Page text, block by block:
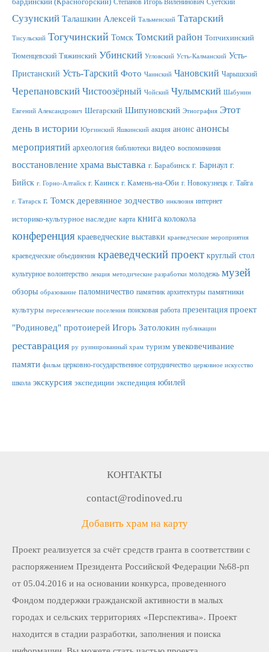
бардинский (Красногорский) Степанов Игорь Виленинович Суетский
Сузунский Талашкин Алексей Тальменский Татарский
Тисульский Тогучинский Томск Томский район Топчихинский
Тюменцевский Тяжинский Убинский Угловский Усть-Калманский Усть-
Пристанский Усть-Тарский Фото Чаинский Чановский Чарышский
Черепановский Чистоозёрный Чойский Чулымский Шабунин
Евгений Александрович Шегарский Шипуновский Этнография Этот
день в истории Юргинский Яшкинский акция анонс анонсы
мероприятий археология библиотеки видео воспоминания
восстановление храма выставка г. Барабинск г. Барнаул г.
Бийск г. Горно-Алтайск г. Каинск г. Камень-на-Оби г. Новокузнецк г. Тайга
г. Татарск г. Томск деревянное зодчество инклюзия интернет
историко-культурное наследие карта книга колокола
конференция краеведческие выставки краеведческие мероприятия
краеведческие объединения краеведческий проект круглый стол
культурное волонтерство лекция методические разработки молодежь музей
обзоры образование паломничество памятник архитектуры памятники
культуры переселенческие поселения поисковая работа презентация проект
"Родиновед" протоиерей Игорь Затолокин публикации
реставрация ру руинированный храм туризм увековечивание
памяти фильм церковно-государственное сотрудничество церковное искусство
школа экскурсия экспедиции экспедиция юбилей
КОНТАКТЫ
contact@rodinoved.ru
Добавить храм на карту
Проект реализуется за счёт средств гранта в соответствии c
распоряжением Президента Российской Федерации №68-рп
от 05.04.2016 и на основании конкурса, проведенного
Фондом поддержки гражданской активности в малых
городах и сельских территориях «Перспектива». Проект
находится в стадии разработки, заполнения и поиска